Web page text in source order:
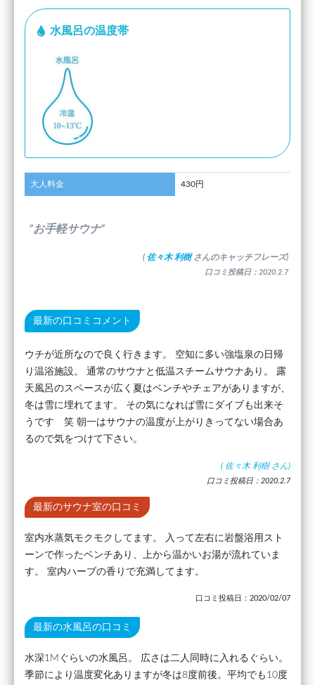
水風呂の温度帯
大人料金 430円
”お手軽サウナ”
( 佐々木 利樹 さんのキャッチフレーズ)
口コミ投稿日：2020.2.7
最新の口コミコメント
ウチが近所なので良く行きます。 空知に多い強塩泉の日帰
り温浴施設。 通常のサウナと低温スチームサウナあり。 露
天風呂のスペースが広く夏はベンチやチェアがありますが、
冬は雪に埋れてます。 その気になれば雪にダイブも出来そ
うです 笑 朝一はサウナの温度が上がりきってない場合あ
るので気をつけて下さい。
( 佐々木 利樹 さん)
口コミ投稿日：2020.2.7
最新のサウナ室の口コミ
室内水蒸気モクモクしてます。 入って左右に岩盤浴用スト
ーンで作ったベンチあり、上から温かいお湯が流れていま
す。 室内ハーブの香りで充満してます。
口コミ投稿日：2020/02/07
最新の水風呂の口コミ
水深1Mぐらいの水風呂。 広さは二人同時に入れるぐらい。
季節により温度変化ありますが冬は8度前後。平均でも10度